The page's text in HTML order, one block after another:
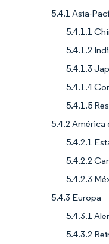
5.4.1 Asia-
5.4.1.1
5.4.1.2
5.4.1.3
5.4.1.4
5.4.1.5
5.4.2 América
5.4.2.1
5.4.2.2
5.4.2.3
5.4.3 Europa
5.4.3.1
5.4.3.2